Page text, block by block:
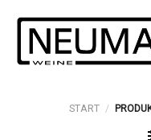
Inhalt
springen
START /